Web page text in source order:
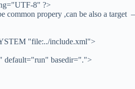
8" ?>
common propery ,can be also a target –
"file:../include.xml">
default="run" basedir=".">